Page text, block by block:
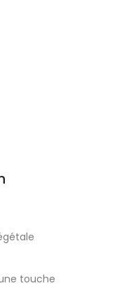
touche